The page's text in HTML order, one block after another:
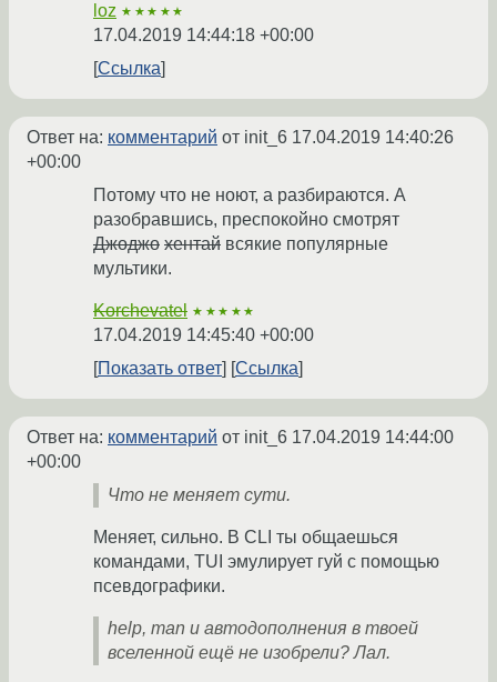
loz ★★★★★
17.04.2019 14:44:18 +00:00
Ссылка
Ответ на: комментарий от init_6 17.04.2019 14:40:26
+00:00
Потому что не ноют, а разбираются. А
разобравшись, преспокойно смотрят
Джоджо хентай всякие популярные
мультики.
Korchevatel ★★★★★
17.04.2019 14:45:40 +00:00
Показать ответ
Ссылка
Ответ на: комментарий от init_6 17.04.2019 14:44:00
+00:00
Что не меняет сути.
Меняет, сильно. В CLI ты общаешься
командами, TUI эмулирует гуй с помощью
псевдографики.
help, man и автодополнения в твоей
вселенной ещё не изобрели? Лал.